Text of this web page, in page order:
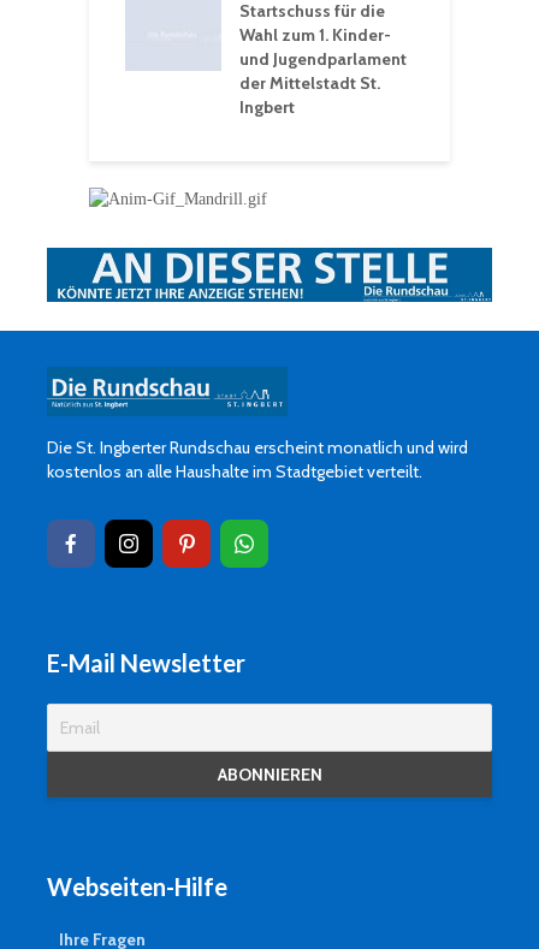
Startschuss für die
Wahl zum 1. Kinder-
und Jugendparlament
der Mittelstadt St.
Ingbert
Die St. Ingberter Rundschau erscheint monatlich und wird
kostenlos an alle Haushalte im Stadtgebiet verteilt.
E-Mail Newsletter
Webseiten-Hilfe
Ihre Fragen